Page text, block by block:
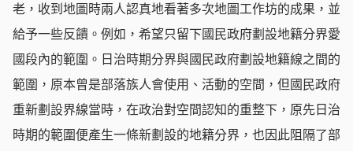
老，收到地圖時兩人認真地看著多次地圖工作坊的成果，並
給予一些反饋。例如，希望只留下國民政府劃設地籍分界愛
國段內的範圍。日治時期分界與國民政府劃設地籍線之間的
範圍，原本曾是部落族人會使用、活動的空間，但國民政府
重新劃設界線當時，在政治對空間認知的重整下，原先日治
時期的範圍便產生一條新劃設的地籍分界，也因此阻隔了部